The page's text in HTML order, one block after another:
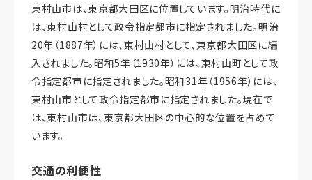
東村山市は、東京都大田区に位置しています。明治時代に
は、東村山村として政令指定都市に指定されました。明治
20年（1887年）には、東村山村として、東京都大田区に編
入されました。昭和5年（1930年）には、東村山町として政
令指定都市に指定されました。昭和31年（1956年）には、
東村山市として政令指定都市に指定されました。現在で
は、東村山市は、東京都大田区の中心的な位置を占めて
います。
交通の利便性